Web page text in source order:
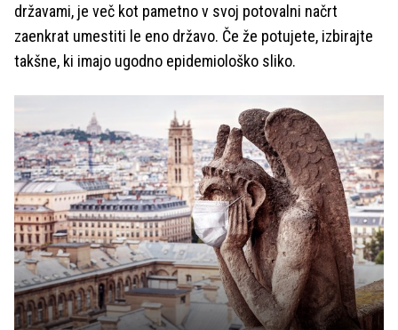
državami, je več kot pametno v svoj potovalni načrt
zaenkrat umestiti le eno državo. Če že potujete, izbirajte
takšne, ki imajo ugodno epidemiološko sliko.